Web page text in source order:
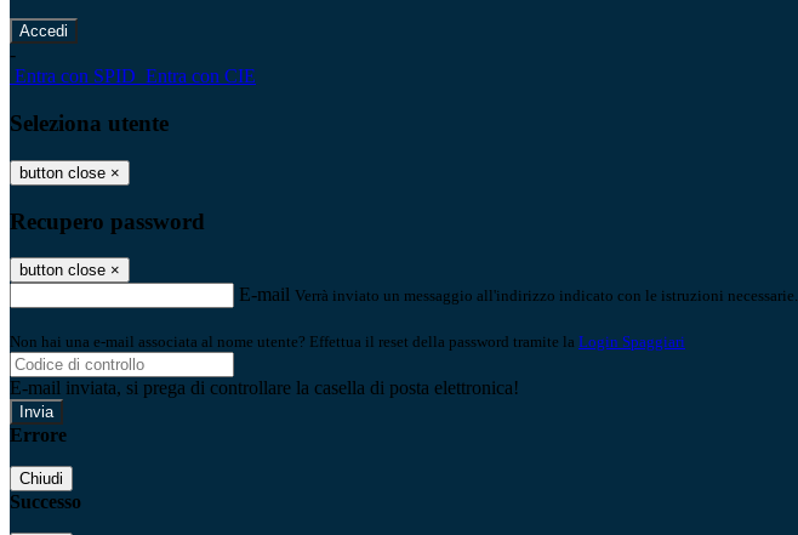
-
Entra con SPID Entra con CIE
Seleziona utente
button close ×
Recupero password
button close ×
E-mail Verrà inviato un messaggio all'indirizzo indicato con le istruzioni necessarie.
Non hai una e-mail associata al nome utente? Effettua il reset della password tramite la Login Spaggiari
E-mail inviata, si prega di controllare la casella di posta elettronica!
Errore
Chiudi
Successo